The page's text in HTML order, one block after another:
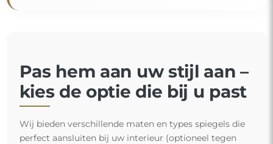
Pas hem aan uw stijl aan –
kies de optie die bij u past
Wij bieden verschillende maten en types spiegels die
perfect aansluiten bij uw interieur (optioneel tegen